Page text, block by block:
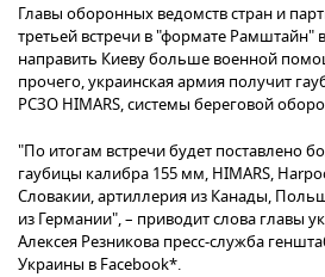
Главы оборонных ведомств стран и
третьей встречи в "формате Рамштайн"
направить Киеву больше военной
прочего, украинская армия получит
РСЗО HIMARS, системы береговой
"По итогам встречи будет поставлено
гаубицы калибра 155 мм, HIMARS,
Словакии, артиллерия из Канады,
из Германии", – приводит слова главы
Алексея Резникова пресс-служба
Украины в Facebook*.